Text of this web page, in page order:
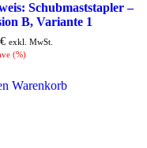
Schubmaststapler –
B, Variante 1
€ exkl. MwSt.
(%)
Warenkorb